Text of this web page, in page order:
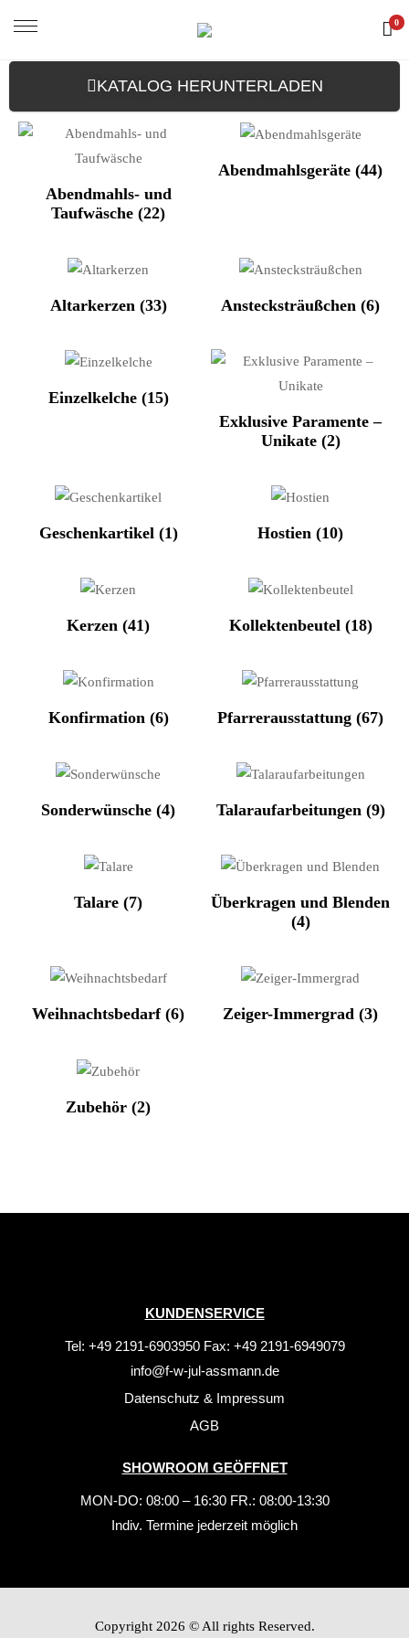
0
KATALOG HERUNTERLADEN
Abendmahls- und
Taufwäsche(22)
Abendmahlsgeräte(44)
Altarkerzen (33) Anstecksträußchen(6)
Einzelkelche (15)
Exklusive Paramente –
Unikate (2)
Geschenkartikel (1) Hostien(10)
Kerzen(41) Kollektenbeutel (18)
Konfirmation (6) Pfarrerausstattung(67)
Sonderwünsche(4) Talaraufarbeitungen (9)
Talare(7)
Überkragen und Blenden
(4)
Weihnachtsbedarf(6) Zeiger-Immergrad(3)
Zubehör(2)
KUNDENSERVICE
Tel: +49 2191-6903950 Fax: +49 2191-6949079
info@f-w-jul-assmann.de
Datenschutz & Impressum
AGB
SHOWROOM GEÖFFNET
MON-DO: 08:00 – 16:30 FR.: 08:00-13:30
Indiv. Termine jederzeit möglich
Copyright 2026 © All rights Reserved.